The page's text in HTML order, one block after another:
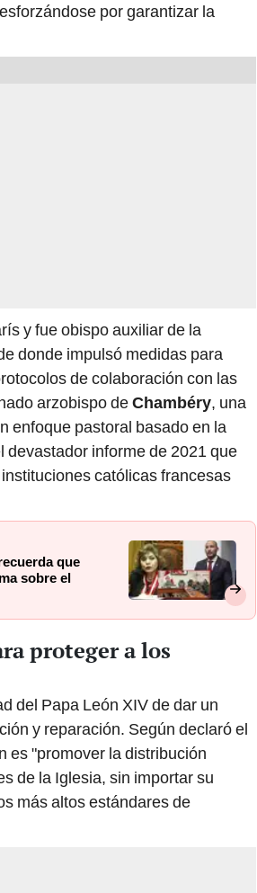
por garantizar la
y fue obispo auxiliar de la
donde impulsó medidas para
de colaboración con las
arzobispo deChambéry, una
enfoque pastoral basado en la
informe de 2021 que
católicas francesas
que
sobre el
proteger a los
del Papa León XIV de dar un
y reparación. Según declaró el
es "promover la distribución
de la Iglesia, sin importar su
más altos estándares de